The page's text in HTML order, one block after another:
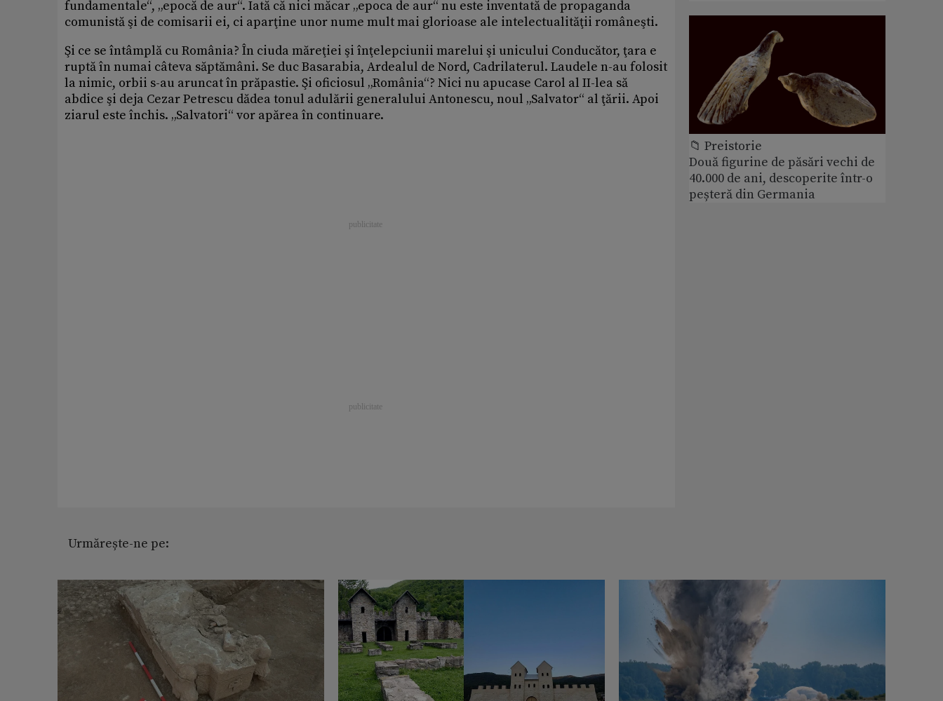
fundamentale“, „epocă de aur“. Iată că nici măcar „epoca de aur“ nu este inventată de propaganda
comunistă şi de comisarii ei, ci aparţine unor nume mult mai glorioase ale intelectualităţii româneşti.
Şi ce se întâmplă cu România? În ciuda măreţiei şi înţelepciunii marelui şi unicului Conducător, ţara e
ruptă în numai câteva săptămâni. Se duc Basarabia, Ardealul de Nord, Cadrilaterul. Laudele n-au folosit
la nimic, orbii s-au aruncat în prăpastie. Şi oficiosul „România“? Nici nu apucase Carol al II-lea să
abdice şi deja Cezar Petrescu dădea tonul adulării generalului Antonescu, noul „Salvator“ al ţării. Apoi
ziarul este închis. „Salvatori“ vor apărea în continuare.
Urmărește-ne pe:
📁 Preistorie
Două figurine de păsări vechi de
40.000 de ani, descoperite într-o
peșteră din Germania